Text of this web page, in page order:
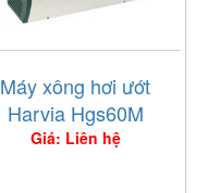
Máy xông hơi ướt
Harvia Hgs60M
Giá: Liên hệ